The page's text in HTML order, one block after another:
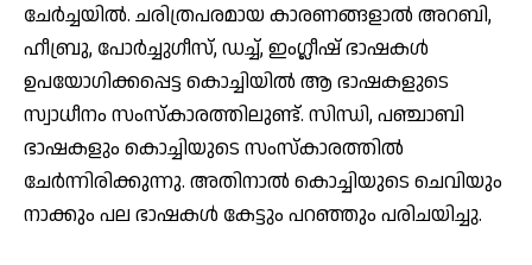
ചേര്‍ച്ചയില്‍. ചരിത്രപരമായ കാരണങ്ങളാല്‍ അറബി,
ഹീബ്രു, പോര്‍ച്ചുഗീസ്, ഡച്ച്, ഇംഗ്ലീഷ് ഭാഷകള്‍
ഉപയോഗിക്കപ്പെട്ട കൊച്ചിയില്‍ ആ ഭാഷകളുടെ
സ്വാധീനം സംസ്‌കാരത്തിലുണ്ട്. സിന്ധി, പഞ്ചാബി
ഭാഷകളും കൊച്ചിയുടെ സംസ്‌കാരത്തില്‍
ചേര്‍ന്നിരിക്കുന്നു. അതിനാല്‍ കൊച്ചിയുടെ ചെവിയും
നാക്കും പല ഭാഷകള്‍ കേട്ടും പറഞ്ഞും പരിചയിച്ചു.